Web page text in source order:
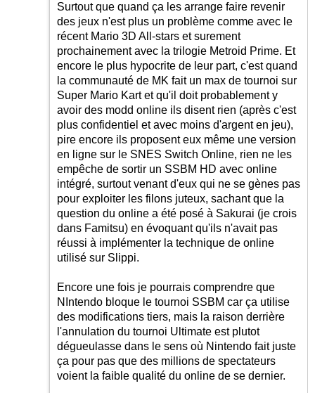
Surtout que quand ça les arrange faire revenir
des jeux n'est plus un problème comme avec le
récent Mario 3D All-stars et surement
prochainement avec la trilogie Metroid Prime. Et
encore le plus hypocrite de leur part, c'est quand
la communauté de MK fait un max de tournoi sur
Super Mario Kart et qu'il doit probablement y
avoir des modd online ils disent rien (après c'est
plus confidentiel et avec moins d'argent en jeu),
pire encore ils proposent eux même une version
en ligne sur le SNES Switch Online, rien ne les
empêche de sortir un SSBM HD avec online
intégré, surtout venant d'eux qui ne se gènes pas
pour exploiter les filons juteux, sachant que la
question du online a été posé à Sakurai (je crois
dans Famitsu) en évoquant qu'ils n'avait pas
réussi à implémenter la technique de online
utilisé sur Slippi.
Encore une fois je pourrais comprendre que
NIntendo bloque le tournoi SSBM car ça utilise
des modifications tiers, mais la raison derrière
l'annulation du tournoi Ultimate est plutot
dégueulasse dans le sens où Nintendo fait juste
ça pour pas que des millions de spectateurs
voient la faible qualité du online de se dernier.